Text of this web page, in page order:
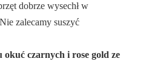
dobrze wysechł w
zalecamy suszyć
okuć czarnych i rose gold ze